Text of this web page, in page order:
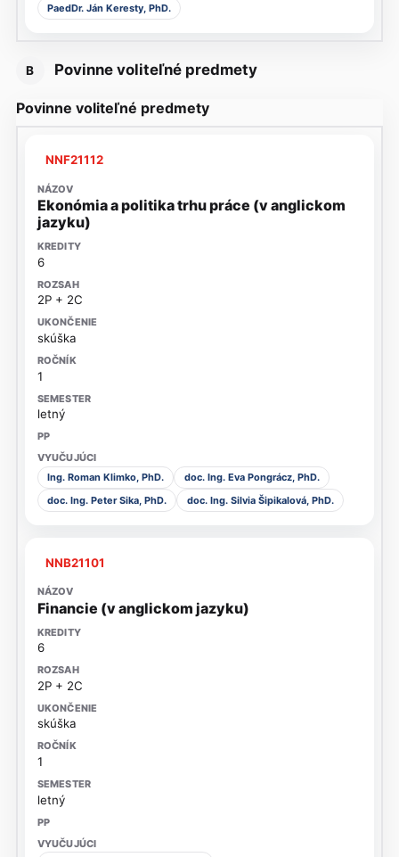
PaedDr. Ján Keresty, PhD.
B Povinne voliteľné predmety
Povinne voliteľné predmety
NNF21112
Ekonómia a politika trhu práce (v anglickom
jazyku)
6
2P + 2C
skúška
1
letný
Ing. Roman Klimko, PhD.
doc. Ing. Eva Pongrácz, PhD.
doc. Ing. Peter Sika, PhD.
doc. Ing. Silvia Šipikalová, PhD.
NNB21101
Financie (v anglickom jazyku)
6
2P + 2C
skúška
1
letný